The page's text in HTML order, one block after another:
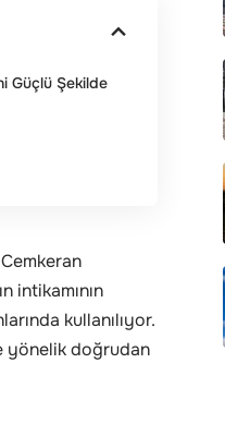
Güçlü Şekilde
intikamının
kullanılıyor.
yönelik doğrudan